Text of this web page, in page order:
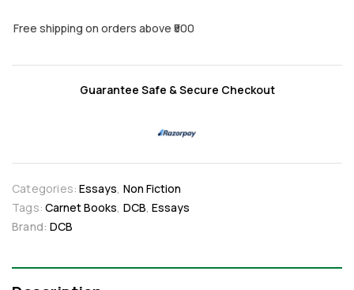
Free shipping on orders above ₹500
Guarantee Safe & Secure Checkout
Categories: Essays, Non Fiction
Tags: Carnet Books, DCB,Essays
Brand:DCB